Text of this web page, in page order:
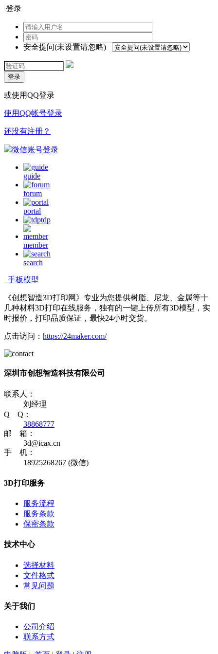
登录
安全提问(未设置请忽略)
登录
或使用QQ登录
使用QQ帐号登录
还没有注册？
微信账号登录
guide
forum
portal
tdp
member
search
手板模型
《创想智造3D打印网》专业为您提供树脂、尼龙、金属等十
几种材料3D打印在线服务，独有的一键上传所有3D模型，实
时报价，打印品质保证，最快24小时交货。
点击访问： https://24maker.com/
深圳市创想智造科技有限公司
联系人：
刘经理
Q Q：
38868777
邮 箱：
3d@icax.cn
手 机：
18925268267 (微信)
3D打印服务
服务流程
服务条款
保密条款
技术中心
选择材料
文件格式
常见问题
关于我们
公司介绍
联系方式